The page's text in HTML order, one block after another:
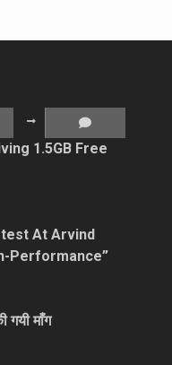
1.5GB Free
At Arvind
Performance”
गयी माँग